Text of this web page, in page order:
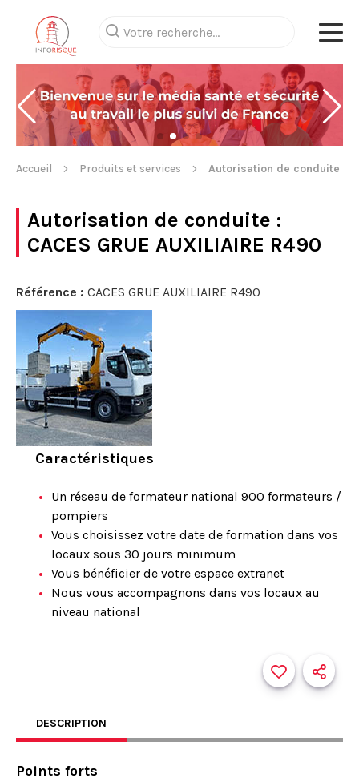
Accueil Produits et services Autorisation de conduite
Autorisation de conduite :
CACES GRUE AUXILIAIRE R490
Référence : CACES GRUE AUXILIAIRE R490
Caractéristiques
Un réseau de formateur national 900 formateurs /
pompiers
Vous choisissez votre date de formation dans vos
locaux sous 30 jours minimum
Vous bénéficier de votre espace extranet
Nous vous accompagnons dans vos locaux au
niveau national
DESCRIPTION
Points forts